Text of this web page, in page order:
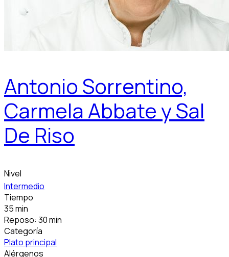
Antonio Sorrentino,
Carmela Abbate y Sal
De Riso
Nivel
Intermedio
Tiempo
35 min
Reposo: 30 min
Categoría
Plato principal
Alérgenos